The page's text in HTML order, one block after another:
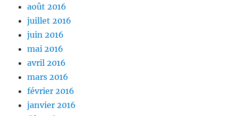
août 2016
juillet 2016
juin 2016
mai 2016
avril 2016
mars 2016
février 2016
janvier 2016